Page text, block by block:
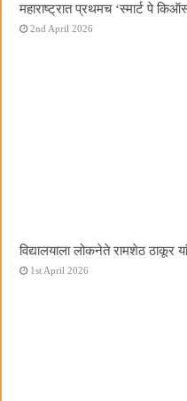
महाराष्ट्रात प्रथमच ‌‘स्मार्ट पे
2nd April 2026
विद्यालयाला लोकनेते रामशेठ ठाकूर
1st April 2026